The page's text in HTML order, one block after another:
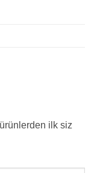
ilk siz